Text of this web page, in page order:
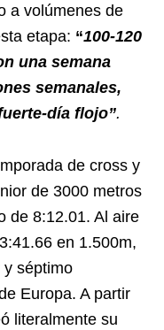
a volúmenes de
etapa: “100-120
una semana
semanales,
día flojo”.
de cross y
de 3000 metros
de 8:12.01. Al aire
en 1.500m,
y séptimo
Europa. A partir
literalmente su